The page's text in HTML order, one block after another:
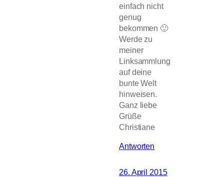
einfach nicht
genug
bekommen 🙂
Werde zu
meiner
Linksammlung
auf deine
bunte Welt
hinweisen.
Ganz liebe
Grüße
Christiane
Antworten
26. April 2015